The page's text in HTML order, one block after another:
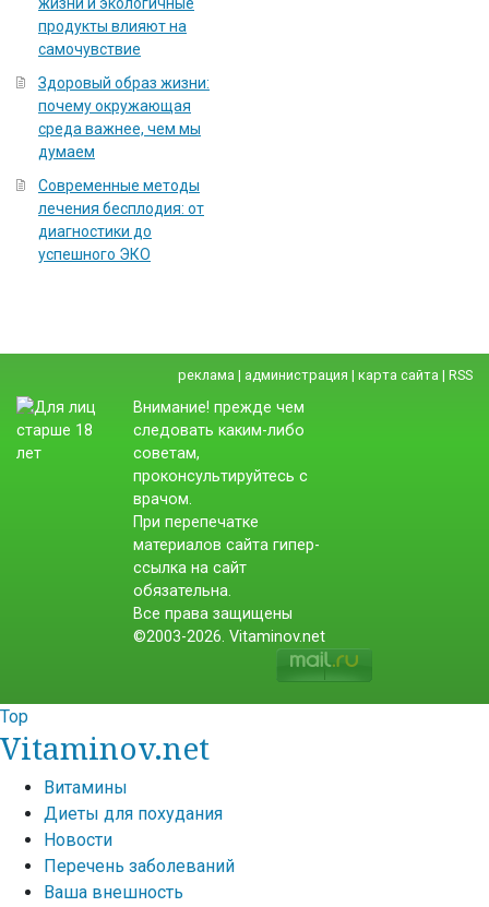
продукты влияют на
самочувствие
Здоровый образ жизни:
почему окружающая
среда важнее, чем мы
думаем
Современные методы
лечения бесплодия: от
диагностики до
успешного ЭКО
реклама | администрация | карта сайта | RSS
Внимание! прежде чем
следовать каким-либо
советам,
проконсультируйтесь с
врачом.
При перепечатке
материалов сайта гипер-
ссылка на сайт
обязательна.
Все права защищены
©2003-2026. Vitaminov.net
Top
Vitaminov.net
Витамины
Диеты для похудания
Новости
Перечень заболеваний
Ваша внешность